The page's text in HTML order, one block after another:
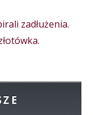
zadłużenia.